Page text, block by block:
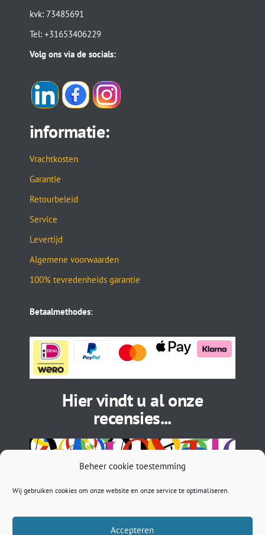
Beheer cookie toestemming
Wij gebruiken cookies om onze website en onze service te optimaliseren.
Accepteren
kvk: 73485691
Tel: +31653406229
Volg ons via de socials:
informatie:
Vrachtkosten
Garantie
Retourbeleid
Service
Levertijd
Algemene voorwaarden
100% tevredenheids garantie
Betaalmethodes:
Hier vindt u al onze
recensies...